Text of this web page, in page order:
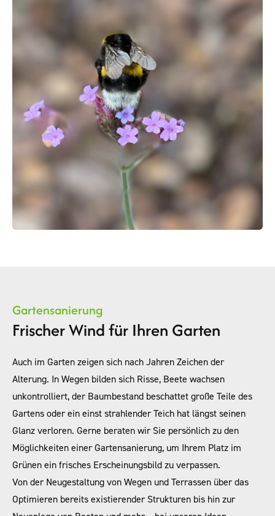
Gartensanierung
Frischer Wind für Ihren Garten
Auch im Garten zeigen sich nach Jahren Zeichen der
Alterung. In Wegen bilden sich Risse, Beete wachsen
unkontrolliert, der Baumbestand beschattet große Teile des
Gartens oder ein einst strahlender Teich hat längst seinen
Glanz verloren. Gerne beraten wir Sie persönlich zu den
Möglichkeiten einer Gartensanierung, um Ihrem Platz im
Grünen ein frisches Erscheinungsbild zu verpassen.
Von der Neugestaltung von Wegen und Terrassen über das
Optimieren bereits existierender Strukturen bis hin zur